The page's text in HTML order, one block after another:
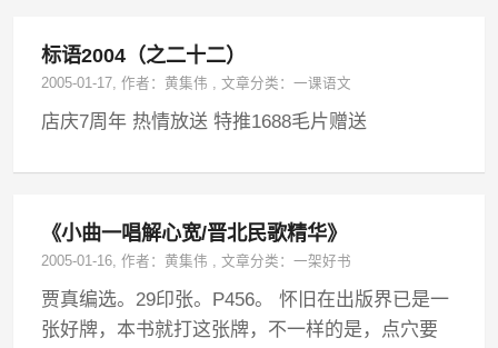
标语2004（之二十二）
2005-01-17, 作者：黄集伟 ,文章分类：一课语文
店庆7周年 热情放送 特推1688毛片赠送
《小曲一唱解心宽/晋北民歌精华》
2005-01-16, 作者：黄集伟 ,文章分类：一架好书
贾真编选。29印张。P456。 怀旧在出版界已是一
张好牌，本书就打这张牌，不一样的是，点穴要